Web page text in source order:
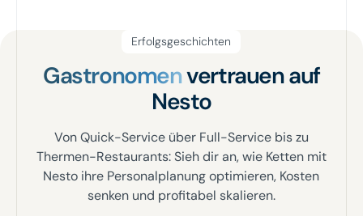
Erfolgsgeschichten
Gastronomenvertrauen auf
Nesto
Von Quick-Service über Full-Service bis zu
Thermen-Restaurants: Sieh dir an, wie Ketten mit
Nesto ihre Personalplanung optimieren, Kosten
senken und profitabel skalieren.